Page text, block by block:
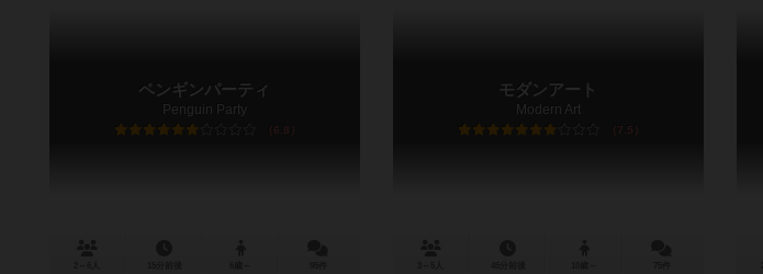
ペンギンパーティ
Penguin Party
6.8
モダンアート
Modern Art
7.5